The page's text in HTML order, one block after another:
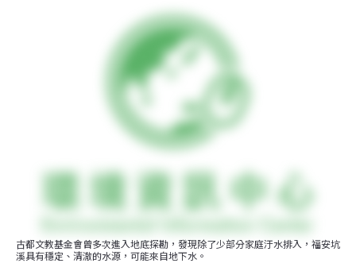
古都文教基金會曾多次進入地底探勘，發現除了少部分家庭汙水排入，福安坑
溪具有穩定、清澈的水源，可能來自地下水。